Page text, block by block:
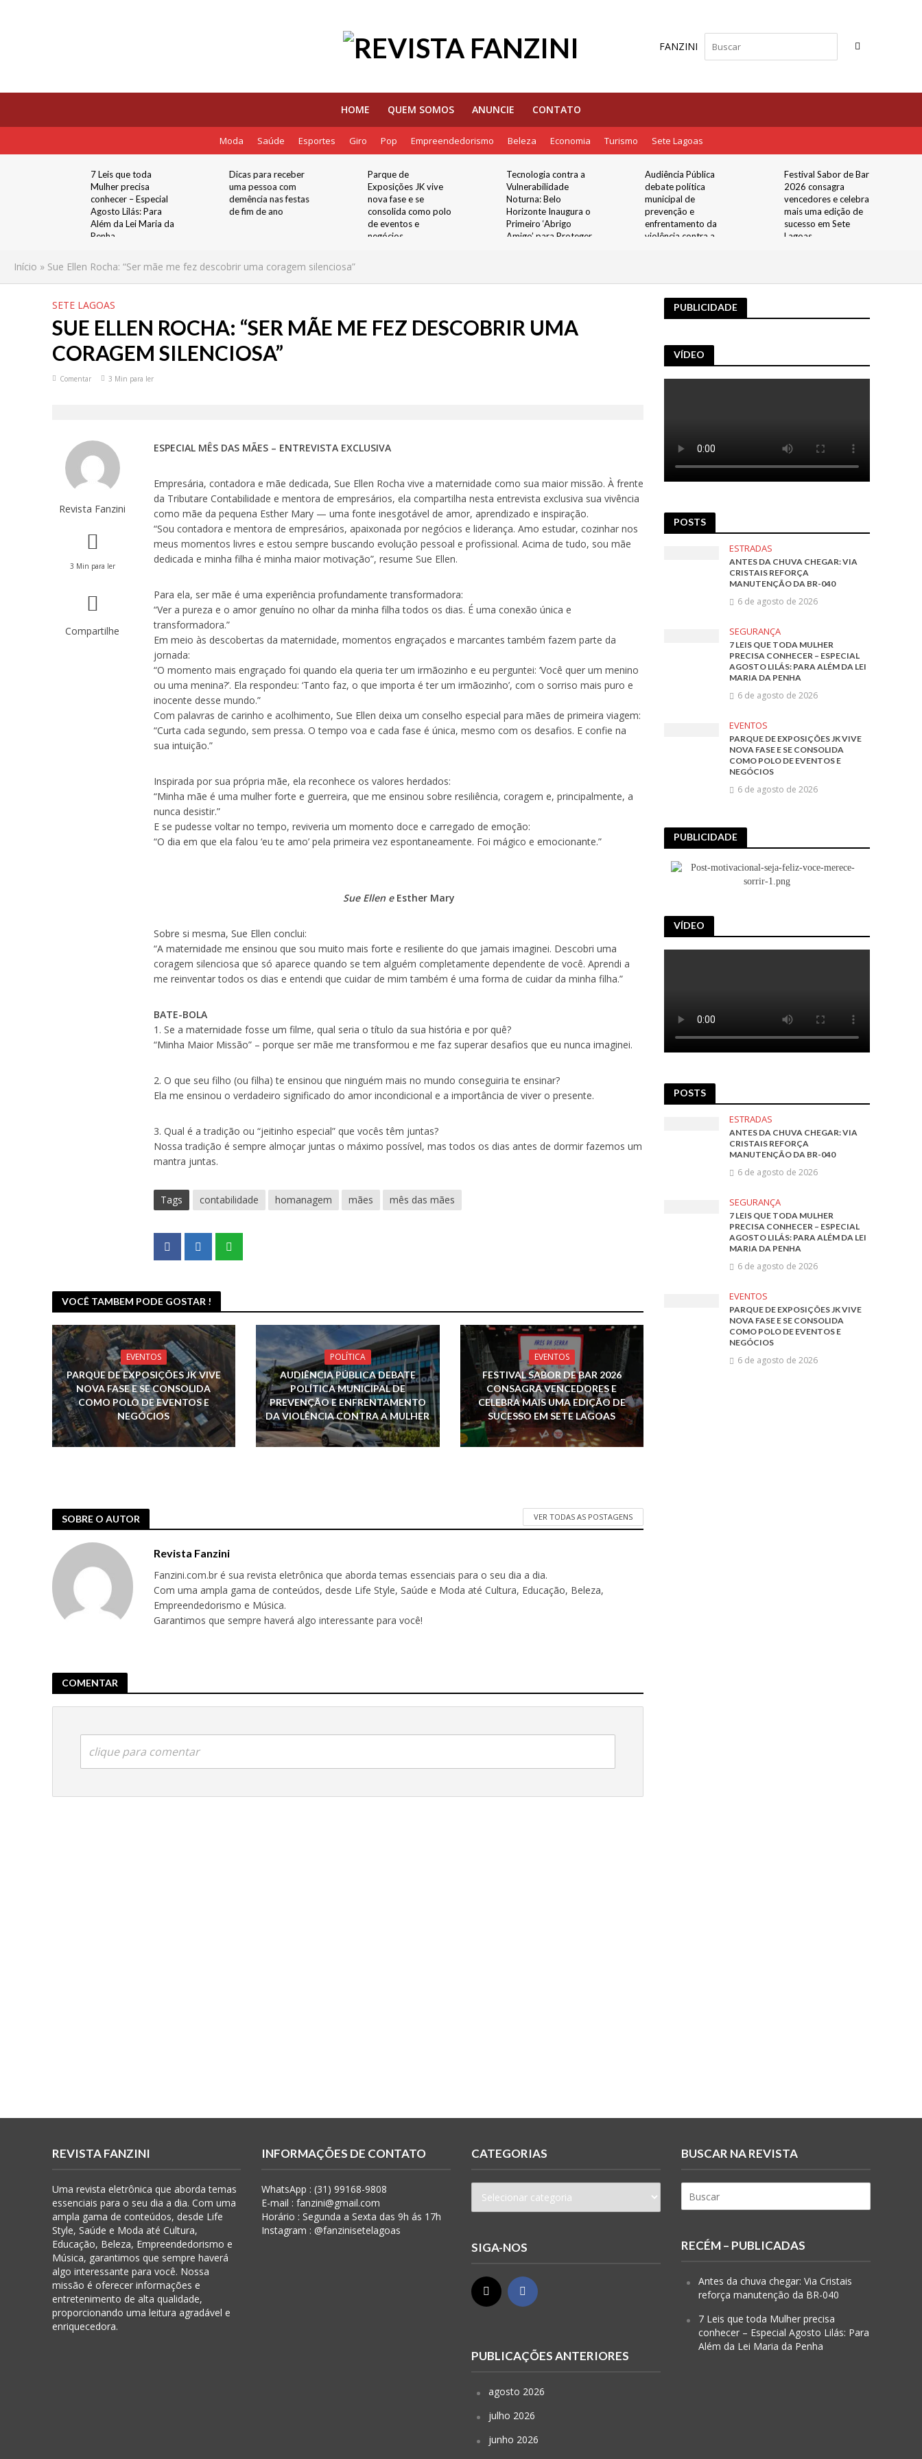
FANZINI
HOME QUEM SOMOS ANUNCIE CONTATO
Moda Saúde Esportes Giro Pop Empreendedorismo Beleza Economia Turismo Sete Lagoas
7 Leis que toda
Mulher precisa
conhecer – Especial
Agosto Lilás: Para
Além da Lei Maria da
Penha
Dicas para receber
uma pessoa com
demência nas festas
de fim de ano
Parque de
Exposições JK vive
nova fase e se
consolida como polo
de eventos e
negócios
Tecnologia contra a
Vulnerabilidade
Noturna: Belo
Horizonte Inaugura o
Primeiro ‘Abrigo
Amigo’ para Proteger
Audiência Pública
debate política
municipal de
prevenção e
enfrentamento da
violência contra a
Festival Sabor de Bar
2026 consagra
vencedores e celebra
mais uma edição de
sucesso em Sete
Lagoas
Início » Sue Ellen Rocha: “Ser mãe me fez descobrir uma coragem silenciosa”
SETE LAGOAS
SUE ELLEN ROCHA: “SER MÃE ME FEZ DESCOBRIR UMA
CORAGEM SILENCIOSA”
Comentar 3 Min para ler
Revista Fanzini
3 Min para ler
Compartilhe
ESPECIAL MÊS DAS MÃES – ENTREVISTA EXCLUSIVA
Empresária, contadora e mãe dedicada, Sue Ellen Rocha vive a maternidade como sua maior missão. À frente
da Tributare Contabilidade e mentora de empresários, ela compartilha nesta entrevista exclusiva sua vivência
como mãe da pequena Esther Mary — uma fonte inesgotável de amor, aprendizado e inspiração.
“Sou contadora e mentora de empresários, apaixonada por negócios e liderança. Amo estudar, cozinhar nos
meus momentos livres e estou sempre buscando evolução pessoal e profissional. Acima de tudo, sou mãe
dedicada e minha filha é minha maior motivação”, resume Sue Ellen.
Para ela, ser mãe é uma experiência profundamente transformadora:
“Ver a pureza e o amor genuíno no olhar da minha filha todos os dias. É uma conexão única e
transformadora.”
Em meio às descobertas da maternidade, momentos engraçados e marcantes também fazem parte da
jornada:
“O momento mais engraçado foi quando ela queria ter um irmãozinho e eu perguntei: ‘Você quer um menino
ou uma menina?’. Ela respondeu: ‘Tanto faz, o que importa é ter um irmãozinho’, com o sorriso mais puro e
inocente desse mundo.”
Com palavras de carinho e acolhimento, Sue Ellen deixa um conselho especial para mães de primeira viagem:
“Curta cada segundo, sem pressa. O tempo voa e cada fase é única, mesmo com os desafios. E confie na
sua intuição.”
Inspirada por sua própria mãe, ela reconhece os valores herdados:
“Minha mãe é uma mulher forte e guerreira, que me ensinou sobre resiliência, coragem e, principalmente, a
nunca desistir.”
E se pudesse voltar no tempo, reviveria um momento doce e carregado de emoção:
“O dia em que ela falou ‘eu te amo’ pela primeira vez espontaneamente. Foi mágico e emocionante.”
Sue Ellen eEsther Mary
Sobre si mesma, Sue Ellen conclui:
“A maternidade me ensinou que sou muito mais forte e resiliente do que jamais imaginei. Descobri uma
coragem silenciosa que só aparece quando se tem alguém completamente dependente de você. Aprendi a
me reinventar todos os dias e entendi que cuidar de mim também é uma forma de cuidar da minha filha.”
BATE-BOLA
1. Se a maternidade fosse um filme, qual seria o título da sua história e por quê?
“Minha Maior Missão” – porque ser mãe me transformou e me faz superar desafios que eu nunca imaginei.
2. O que seu filho (ou filha) te ensinou que ninguém mais no mundo conseguiria te ensinar?
Ela me ensinou o verdadeiro significado do amor incondicional e a importância de viver o presente.
3. Qual é a tradição ou “jeitinho especial” que vocês têm juntas?
Nossa tradição é sempre almoçar juntas o máximo possível, mas todos os dias antes de dormir fazemos um
mantra juntas.
Tags contabilidade homanagem mães mês das mães
VOCÊ TAMBEM PODE GOSTAR !
EVENTOS
PARQUE DE EXPOSIÇÕES JK VIVE
NOVA FASE E SE CONSOLIDA
COMO POLO DE EVENTOS E
NEGÓCIOS
POLÍTICA
AUDIÊNCIA PÚBLICA DEBATE
POLÍTICA MUNICIPAL DE
PREVENÇÃO E ENFRENTAMENTO
DA VIOLÊNCIA CONTRA A MULHER
EVENTOS
FESTIVAL SABOR DE BAR 2026
CONSAGRA VENCEDORES E
CELEBRA MAIS UMA EDIÇÃO DE
SUCESSO EM SETE LAGOAS
SOBRE O AUTOR VER TODAS AS POSTAGENS
Revista Fanzini
Fanzini.com.br é sua revista eletrônica que aborda temas essenciais para o seu dia a dia.
Com uma ampla gama de conteúdos, desde Life Style, Saúde e Moda até Cultura, Educação, Beleza,
Empreendedorismo e Música.
Garantimos que sempre haverá algo interessante para você!
COMENTAR
clique para comentar
PUBLICIDADE
VÍDEO
POSTS
ESTRADAS
ANTES DA CHUVA CHEGAR: VIA
CRISTAIS REFORÇA
MANUTENÇÃO DA BR-040
6 de agosto de 2026
SEGURANÇA
7 LEIS QUE TODA MULHER
PRECISA CONHECER – ESPECIAL
AGOSTO LILÁS: PARA ALÉM DA LEI
MARIA DA PENHA
6 de agosto de 2026
EVENTOS
PARQUE DE EXPOSIÇÕES JK VIVE
NOVA FASE E SE CONSOLIDA
COMO POLO DE EVENTOS E
NEGÓCIOS
6 de agosto de 2026
PUBLICIDADE
VÍDEO
POSTS
ESTRADAS
ANTES DA CHUVA CHEGAR: VIA
CRISTAIS REFORÇA
MANUTENÇÃO DA BR-040
6 de agosto de 2026
SEGURANÇA
7 LEIS QUE TODA MULHER
PRECISA CONHECER – ESPECIAL
AGOSTO LILÁS: PARA ALÉM DA LEI
MARIA DA PENHA
6 de agosto de 2026
EVENTOS
PARQUE DE EXPOSIÇÕES JK VIVE
NOVA FASE E SE CONSOLIDA
COMO POLO DE EVENTOS E
NEGÓCIOS
6 de agosto de 2026
REVISTA FANZINI
Uma revista eletrônica que aborda temas
essenciais para o seu dia a dia. Com uma
ampla gama de conteúdos, desde Life
Style, Saúde e Moda até Cultura,
Educação, Beleza, Empreendedorismo e
Música, garantimos que sempre haverá
algo interessante para você. Nossa
missão é oferecer informações e
entretenimento de alta qualidade,
proporcionando uma leitura agradável e
enriquecedora.
INFORMAÇÕES DE CONTATO
WhatsApp : (31) 99168-9808
E-mail : fanzini@gmail.com
Horário : Segunda a Sexta das 9h ás 17h
Instagram : @fanzinisetelagoas
CATEGORIAS
SIGA-NOS
PUBLICAÇÕES ANTERIORES
agosto 2026
julho 2026
junho 2026
BUSCAR NA REVISTA
RECÉM – PUBLICADAS
Antes da chuva chegar: Via Cristais
reforça manutenção da BR-040
7 Leis que toda Mulher precisa
conhecer – Especial Agosto Lilás: Para
Além da Lei Maria da Penha